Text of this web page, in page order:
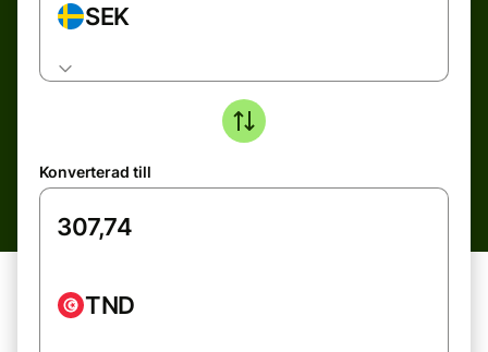
SEK
Konverterad till
TND